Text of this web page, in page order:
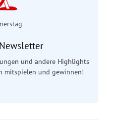
und andere Highlights
mitspielen und gewinnen!